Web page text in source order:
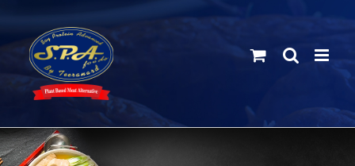
content